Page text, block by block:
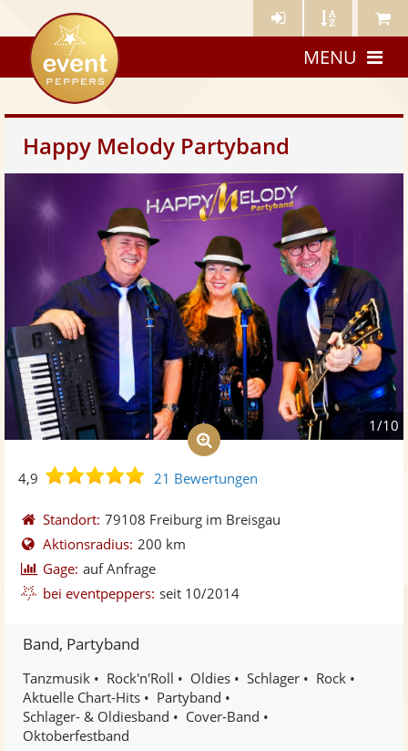
Künstler- Künstler Meine
eventpeppers
MENU
Happy Melody Partyband
1/10
4,9
4,9
5
Sternen
21 Bewertungen
Standort: 79108 Freiburg im Breisgau
Aktionsradius: 200 km
Gage: auf Anfrage
bei eventpeppers: seit 10/2014
Band, Partyband
Tanzmusik Rock'n'Roll Oldies Schlager
Rock
Aktuelle Chart-Hits
Partyband
Schlager- & Oldiesband
Cover-Band
Oktoberfestband